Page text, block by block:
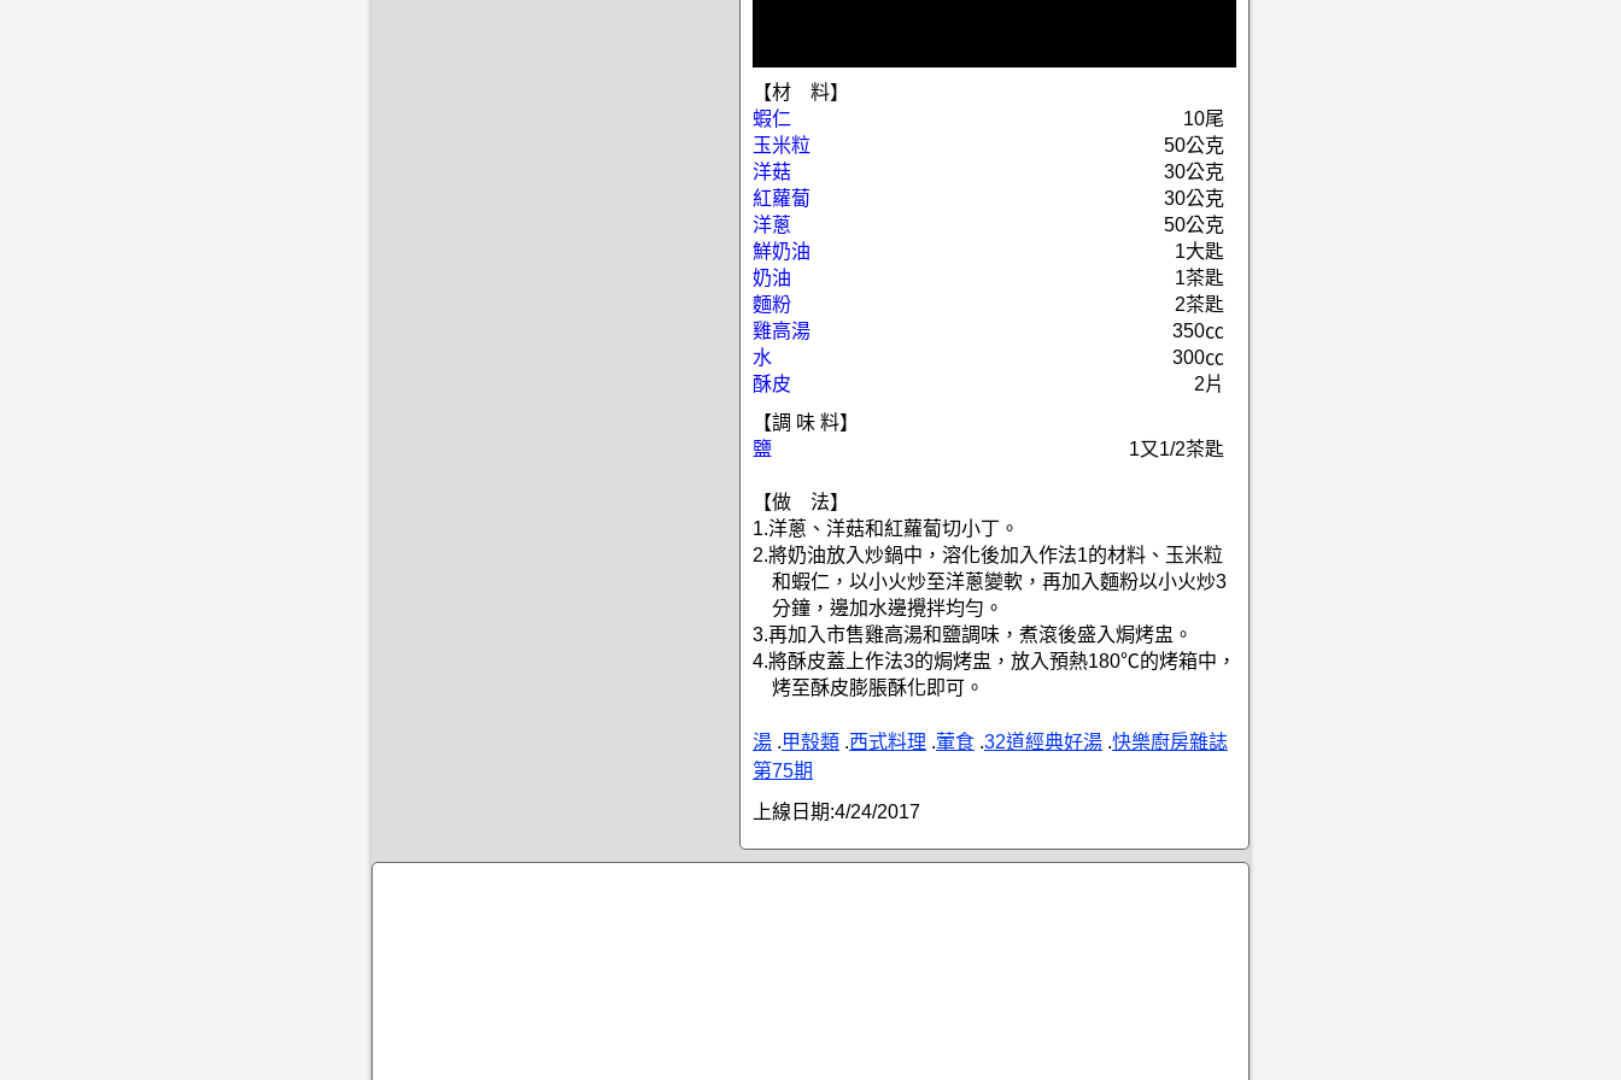
【材 料】
蝦仁
10尾
玉米粒
50公克
洋菇
30公克
紅蘿蔔
30公克
洋蔥
50公克
鮮奶油
1大匙
奶油
1茶匙
麵粉
2茶匙
雞高湯
350㏄
水
300㏄
酥皮
2片
【調 味 料】
鹽
1又1/2茶匙
【做 法】
1.洋蔥、洋菇和紅蘿蔔切小丁。
2.將奶油放入炒鍋中，溶化後加入作法1的材料、玉米粒
和蝦仁，以小火炒至洋蔥變軟，再加入麵粉以小火炒3
分鐘，邊加水邊攪拌均勻。
3.再加入市售雞高湯和鹽調味，煮滾後盛入焗烤盅。
4.將酥皮蓋上作法3的焗烤盅，放入預熱180℃的烤箱中，
烤至酥皮膨脹酥化即可。
湯 .甲殼類 .西式料理 .葷食 .32道經典好湯 .快樂廚房雜誌
第75期
上線日期:4/24/2017